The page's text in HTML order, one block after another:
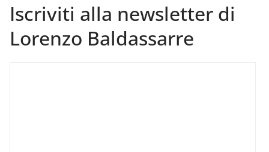
Iscriviti alla newsletter di
Lorenzo Baldassarre